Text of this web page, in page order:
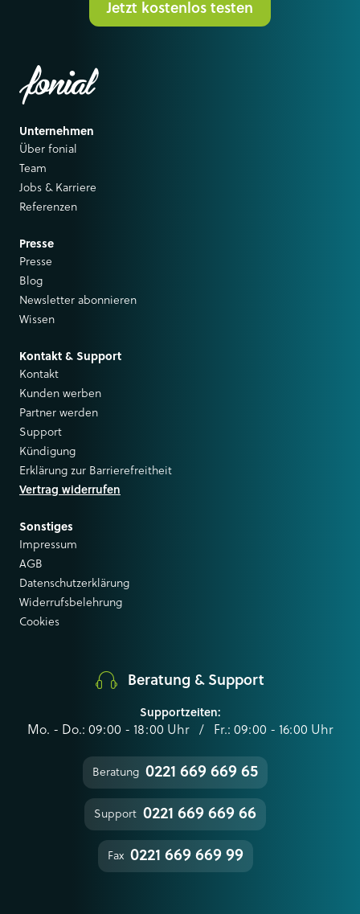
Jetzt kostenlos testen
Unternehmen
Über fonial
Team
Jobs & Karriere
Referenzen
Presse
Presse
Blog
Newsletter abonnieren
Wissen
Kontakt & Support
Kontakt
Kunden werben
Partner werden
Support
Kündigung
Erklärung zur Barrierefreitheit
Vertrag widerrufen
Sonstiges
Impressum
AGB
Datenschutzerklärung
Widerrufsbelehrung
Cookies
Beratung & Support
Supportzeiten:
Mo. - Do.: 09:00 - 18:00 Uhr / Fr.: 09:00 - 16:00 Uhr
Beratung 0221 669 669 65
Support 0221 669 669 66
Fax 0221 669 669 99